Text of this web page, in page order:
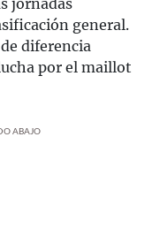
general.
diferencia
por el maillot
ABAJO